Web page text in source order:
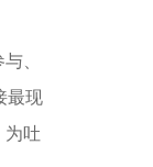
、
最现
为吐